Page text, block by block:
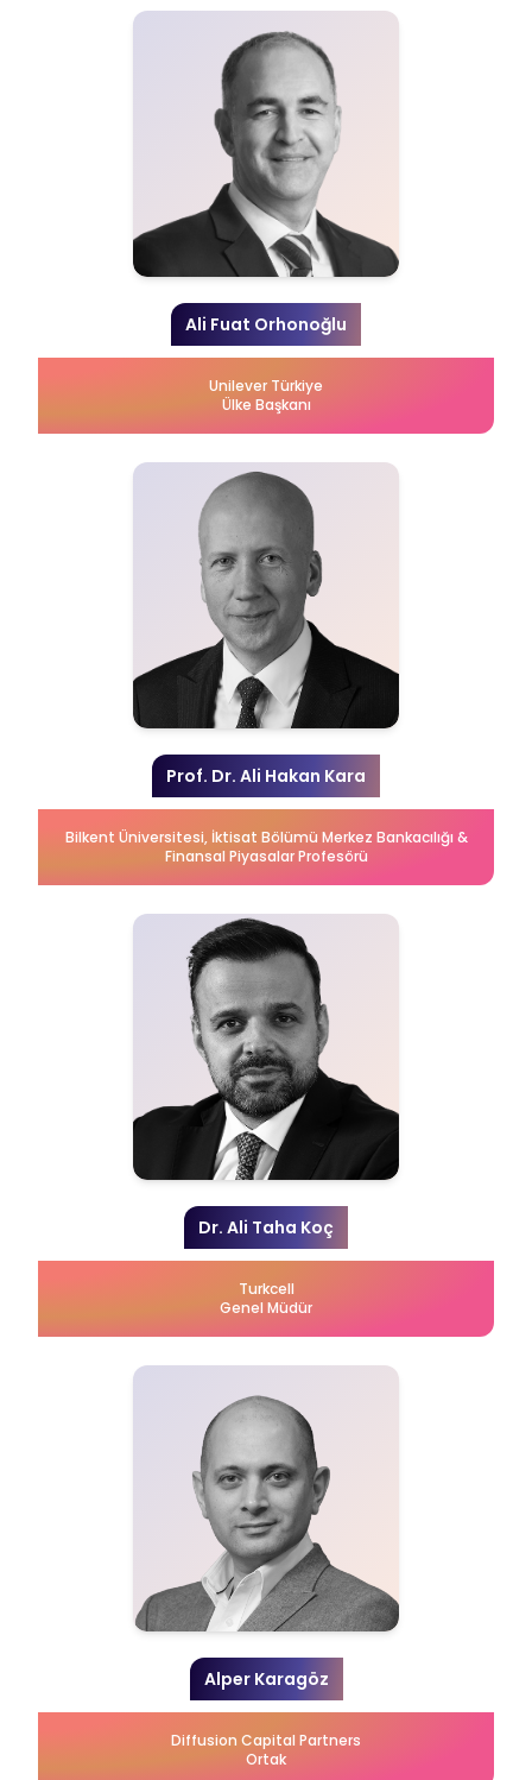
Ali Fuat Orhonoğlu
Unilever Türkiye
Ülke Başkanı
Prof. Dr. Ali Hakan Kara
Bilkent Üniversitesi, İktisat Bölümü Merkez Bankacılığı &
Finansal Piyasalar Profesörü
Dr. Ali Taha Koç
Turkcell
Genel Müdür
Alper Karagöz
Diffusion Capital Partners
Ortak